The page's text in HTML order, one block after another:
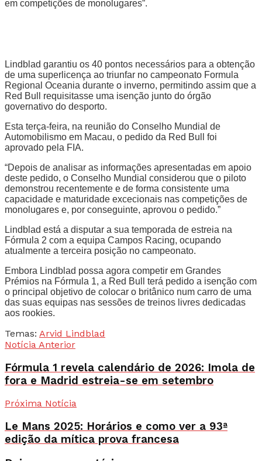
em competições de monolugares”.
Lindblad garantiu os 40 pontos necessários para a obtenção
de uma superlicença ao triunfar no campeonato Formula
Regional Oceania durante o inverno, permitindo assim que a
Red Bull requisitasse uma isenção junto do órgão
governativo do desporto.
Esta terça-feira, na reunião do Conselho Mundial de
Automobilismo em Macau, o pedido da Red Bull foi
aprovado pela FIA.
“Depois de analisar as informações apresentadas em apoio
deste pedido, o Conselho Mundial considerou que o piloto
demonstrou recentemente e de forma consistente uma
capacidade e maturidade excecionais nas competições de
monolugares e, por conseguinte, aprovou o pedido.”
Lindblad está a disputar a sua temporada de estreia na
Fórmula 2 com a equipa Campos Racing, ocupando
atualmente a terceira posição no campeonato.
Embora Lindblad possa agora competir em Grandes
Prémios na Fórmula 1, a Red Bull terá pedido a isenção com
o principal objetivo de colocar o britânico num carro de uma
das suas equipas nas sessões de treinos livres dedicadas
aos rookies.
Temas: Arvid Lindblad
Notícia Anterior
Fórmula 1 revela calendário de 2026: Imola de
fora e Madrid estreia-se em setembro
Próxima Notícia
Le Mans 2025: Horários e como ver a 93ª
edição da mítica prova francesa